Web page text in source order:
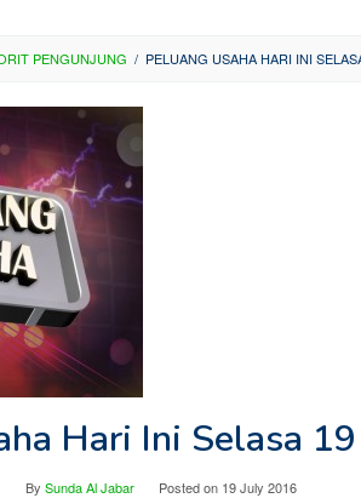
PENGUNJUNG / PELUANG USAHA HARI INI
Hari Ini Selasa
By Sunda Al Jabar Posted on 19 July 2016